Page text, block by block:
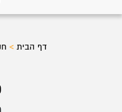
דף הבית>